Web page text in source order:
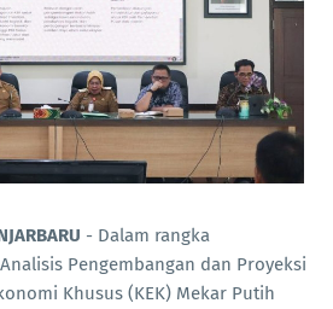
- Dalam rangka
Pengembangan dan Proyeksi
Khusus (KEK) Mekar Putih